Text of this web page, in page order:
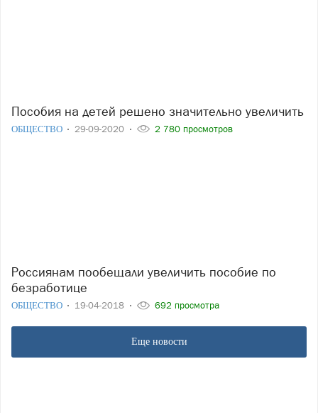
Пособия на детей решено значительно увеличить
ОБЩЕСТВО 29-09-2020 2 780 просмотров
Россиянам пообещали увеличить пособие по
безработице
ОБЩЕСТВО 19-04-2018 692 просмотра
Еще новости